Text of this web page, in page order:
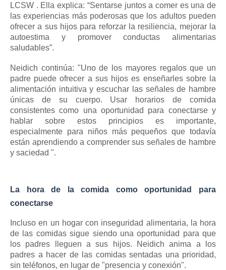
LCSW . Ella explica: “Sentarse juntos a comer es una de
las experiencias más poderosas que los adultos pueden
ofrecer a sus hijos para reforzar la resiliencia, mejorar la
autoestima y promover conductas alimentarias
saludables”.
Neidich continúa: "Uno de los mayores regalos que un
padre puede ofrecer a sus hijos es enseñarles sobre la
alimentación intuitiva y escuchar las señales de hambre
únicas de su cuerpo. Usar horarios de comida
consistentes como una oportunidad para conectarse y
hablar sobre estos principios es importante,
especialmente para niños más pequeños que todavía
están aprendiendo a comprender sus señales de hambre
y saciedad ".
La hora de la comida como oportunidad para
conectarse
Incluso en un hogar con inseguridad alimentaria, la hora
de las comidas sigue siendo una oportunidad para que
los padres lleguen a sus hijos.
Neidich anima a los
padres a hacer de las comidas sentadas una prioridad,
sin teléfonos, en lugar de "presencia y conexión".